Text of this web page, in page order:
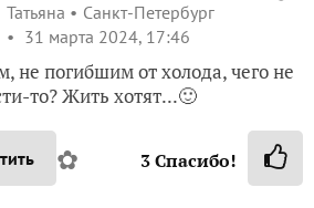
Татьяна
Санкт-Петербург
31 марта 2024, 17:46
не погибшим от холода, чего не
то? Жить хотят...🙂
✿ 3Спасибо!